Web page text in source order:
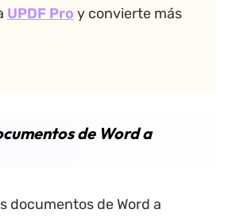
UPDF Pro y convierte más
de Word a
documentos de Word a